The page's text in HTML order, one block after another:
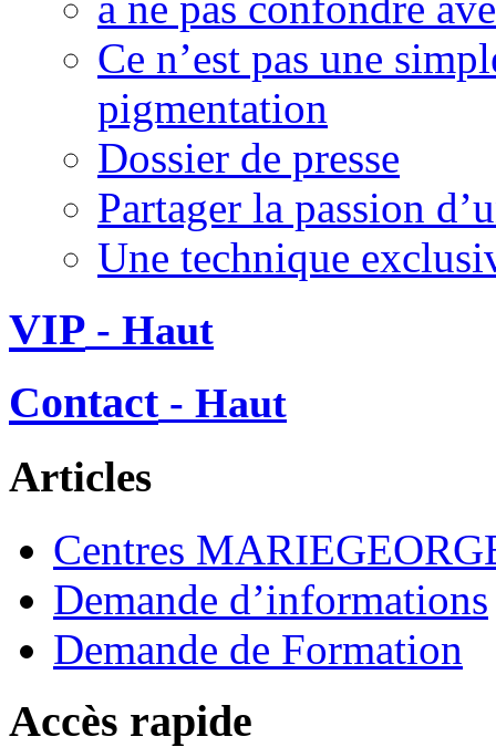
Ce n’est pas une
pigmentation
Dossier de presse
Partager la passion
Une technique
VIP - Haut
Contact- Haut
Articles
Centres
Demande d’informations
Demande de Formation
Accès rapide